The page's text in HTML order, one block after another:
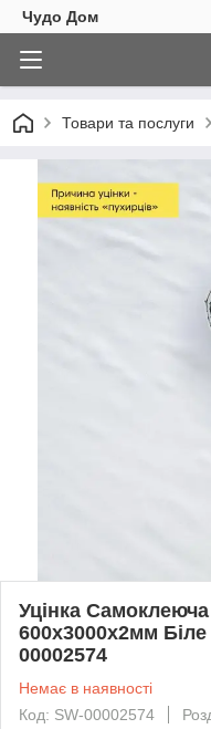
Чудо Дом
Товари та послуги
Уцінка
600х3000х2мм
00002574
Немає в наявності
Код: SW-00002574